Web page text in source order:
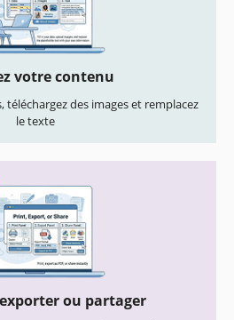
votre contenu
téléchargez des images et remplacez
le texte
ou partager